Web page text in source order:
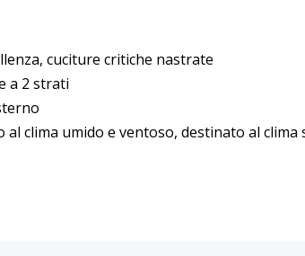
cuciture critiche nastrate
a 2 strati
al clima umido e ventoso, destinato al clima